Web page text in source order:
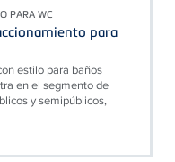
PARA WC
para
estilo para baños
en el segmento de
y semipúblicos,